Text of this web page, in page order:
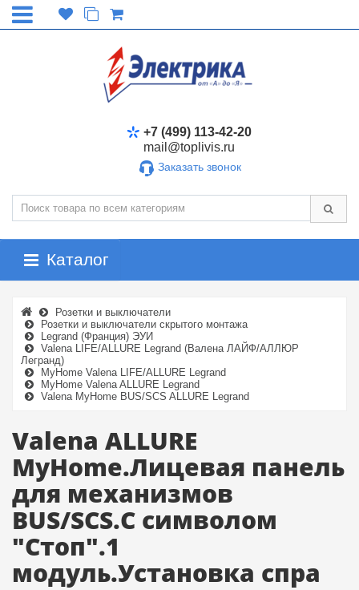
+7 (499) 113-42-20
mail@toplivis.ru
Заказать звонок
Каталог
Розетки и выключатели
Розетки и выключатели скрытого монтажа
Legrand (Франция) ЭУИ
Valena LIFE/ALLURE Legrand (Валена ЛАЙФ/АЛЛЮР
Легранд)
MyHome Valena LIFE/ALLURE Legrand
MyHome Valena ALLURE Legrand
Valena MyHome BUS/SCS ALLURE Legrand
Valena ALLURE
MyHome.Лицевая панель
для механизмов
BUS/SCS.С символом
"Стоп".1
модуль.Установка спра